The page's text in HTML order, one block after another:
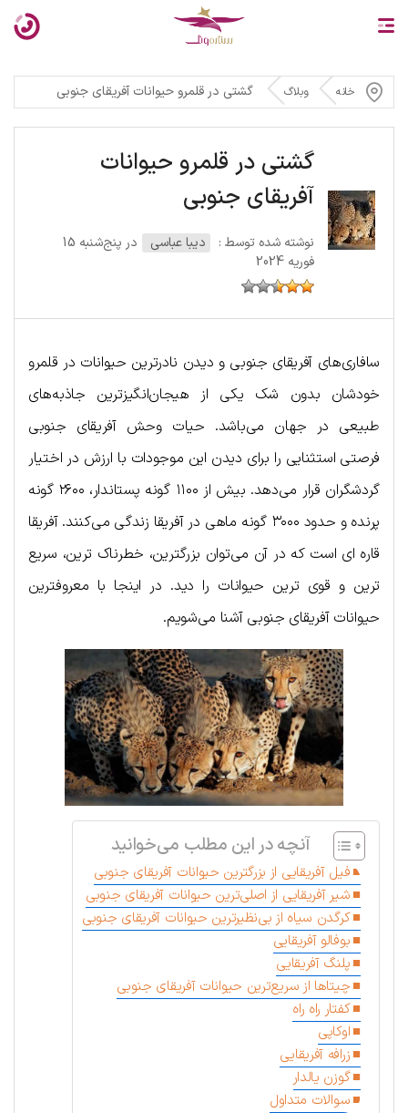
خانه وبلاگ گشتی در قلمرو حیوانات آفریقای جنوبی
گشتی در قلمرو حیوانات
آفریقای جنوبی
نوشته شده توسط : دیبا عباسی
در پنج‌شنبه 15
فوریه 2024
سافاری‌های آفریقای جنوبی و دیدن نادرترین حیوانات در قلمرو
خودشان بدون شک یکی از هیجان‌انگیزترین جاذبه‌های
طبیعی در جهان می‌باشد. حیات وحش آفریقای جنوبی
فرصتی استثنایی را برای دیدن این موجودات با ارزش در اختیار
گردشگران قرار می‌دهد. بیش از ۱۱۰۰ گونه پستاندار، ۲۶۰۰ گونه
پرنده و حدود ۳۰۰۰ گونه ماهی در آفریقا زندگی ‌می‌کنند. آفریقا
قاره ای است که در آن می‌توان بزرگترین، خطرناک ترین، سریع
ترین و قوی ترین حیوانات را دید. در اینجا با معروفترین
حیوانات آفریقای جنوبی آشنا می‌شویم.
آنچه در این مطلب می‌خوانید
فیل آفریقایی از بزرگترین حیوانات آفریقای جنوبی
شیر آفریقایی از اصلی‌ترین حیوانات آفریقای جنوبی
کرگدن سیاه از بی‌نظیرترین حیوانات آفریقای جنوبی
بوفالو آفریقایی
پلنگ آفریقایی
چیتاها از سریع‌ترین حیوانات آفریقای جنوبی
کفتار راه راه
اوکاپی
زرافه آفریقایی
گوزن یالدار
سوالات متداول